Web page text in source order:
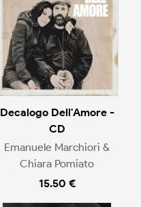
Decalogo Dell'Amore -
CD
Emanuele Marchiori &
Chiara Pomiato
15.50 €